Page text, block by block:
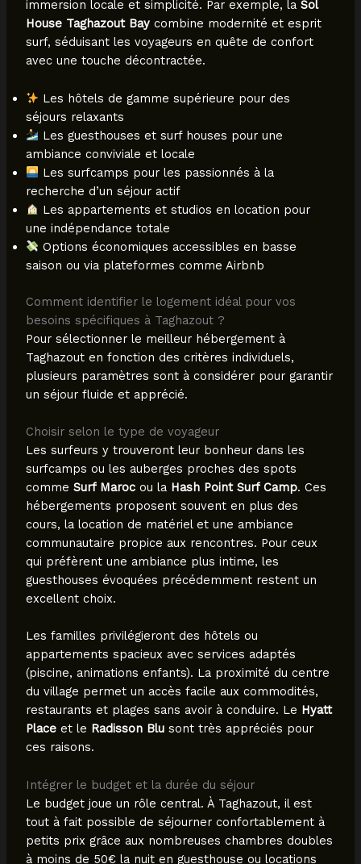
immersion locale et simplicité. Par exemple, la Sol
House Taghazout Baycombine modernité et esprit
surf, séduisant les voyageurs en quête de confort
avec une touche décontractée.
Les hôtels de gamme supérieure pour des
séjours relaxants
Les guesthouses et surf houses pour une
ambiance conviviale et locale
Les surfcamps pour les passionnés à la
recherche d’un séjour actif
Les appartements et studios en location pour
une indépendance totale
Options économiques accessibles en basse
saison ou via plateformes comme Airbnb
Comment identifier le logement idéal pour vos
besoins spécifiques à Taghazout ?
Pour sélectionner le meilleur hébergement à
Taghazout en fonction des critères individuels,
plusieurs paramètres sont à considérer pour garantir
un séjour fluide et apprécié.
Choisir selon le type de voyageur
Les surfeurs y trouveront leur bonheur dans les
surfcamps ou les auberges proches des spots
comme Surf Marocou la Hash Point Surf Camp. Ces
hébergements proposent souvent en plus des
cours, la location de matériel et une ambiance
communautaire propice aux rencontres. Pour ceux
qui préfèrent une ambiance plus intime, les
guesthouses évoquées précédemment restent un
excellent choix.
Les familles privilégieront des hôtels ou
appartements spacieux avec services adaptés
(piscine, animations enfants). La proximité du centre
du village permet un accès facile aux commodités,
restaurants et plages sans avoir à conduire. Le Hyatt
Placeet le Radisson Blusont très appréciés pour
ces raisons.
Intégrer le budget et la durée du séjour
Le budget joue un rôle central. À Taghazout, il est
tout à fait possible de séjourner confortablement à
petits prix grâce aux nombreuses chambres doubles
à moins de 50€ la nuit en guesthouse ou locations